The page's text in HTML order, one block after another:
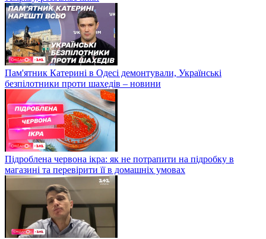
Пам'ятник Катерині в Одесі демонтували, Українські
безпілотники проти шахедів – новини
Підроблена червона ікра: як не потрапити на підробку в
магазині та перевірити її в домашніх умовах